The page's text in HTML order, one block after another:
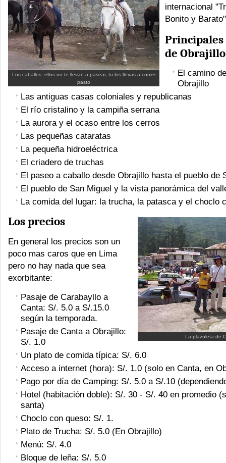
Los caballos: ellos no te llevan a pasear, tu los llevas a comer
pasto
internacional
Bonito y
Principales
de Obrajillo
El camino
Obrajillo
Las antiguas casas coloniales y republicanas
El río cristalino y la campiña serrana
La aurora y el ocaso entre los cerros
Las pequeñas cataratas
La pequeña hidroeléctrica
El criadero de truchas
El paseo a caballo desde Obrajillo hasta el pueblo de
El pueblo de San Miguel y la vista panorámica del
La comida del lugar: la trucha, la patasca y el choclo
La plazoleta de
Los precios
En general los precios son un
poco mas caros que en Lima
pero no hay nada que sea
exorbitante:
Pasaje de Carabayllo a
Canta: S/. 5.0 a S/.15.0
según la temporada.
Pasaje de Canta a Obrajillo:
S/. 1.0
Un plato de comida típica: S/. 6.0
Acceso a internet (hora): S/. 1.0 (solo en Canta, en
Pago por día de Camping: S/. 5.0 a S/.10
Hotel (habitación doble): S/. 30 - S/. 40 en promedio
santa)
Choclo con queso: S/. 1.
Plato de Trucha: S/. 5.0 (En Obrajillo)
Menú: S/. 4.0
Bloque de leña: S/. 5.0